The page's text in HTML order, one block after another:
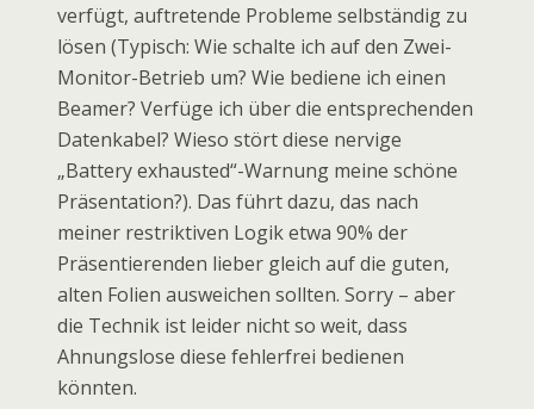
verfügt, auftretende Probleme selbständig zu
lösen (Typisch: Wie schalte ich auf den Zwei-
Monitor-Betrieb um? Wie bediene ich einen
Beamer? Verfüge ich über die entsprechenden
Datenkabel? Wieso stört diese nervige
„Battery exhausted“-Warnung meine schöne
Präsentation?). Das führt dazu, das nach
meiner restriktiven Logik etwa 90% der
Präsentierenden lieber gleich auf die guten,
alten Folien ausweichen sollten. Sorry – aber
die Technik ist leider nicht so weit, dass
Ahnungslose diese fehlerfrei bedienen
könnten.